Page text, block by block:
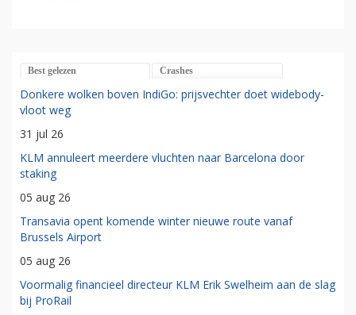
Best gelezen Crashes
Donkere wolken boven IndiGo: prijsvechter doet widebody-
vloot weg
31 jul 26
KLM annuleert meerdere vluchten naar Barcelona door
staking
05 aug 26
Transavia opent komende winter nieuwe route vanaf
Brussels Airport
05 aug 26
Voormalig financieel directeur KLM Erik Swelheim aan de slag
bij ProRail